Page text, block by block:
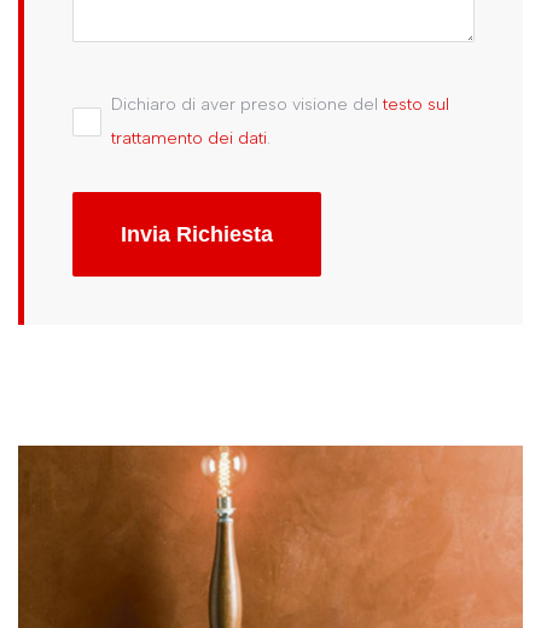
Dichiaro di aver preso visione deltesto sul
trattamento dei dati.
Invia Richiesta